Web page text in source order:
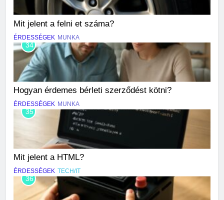
Mit jelent a felni et száma?
ÉRDESSÉGEK MUNKA
34
Hogyan érdemes bérleti szerződést kötni?
ÉRDESSÉGEK MUNKA
35
Mit jelent a HTML?
ÉRDESSÉGEK TECH/IT
36